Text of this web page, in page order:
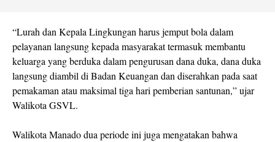
“Lurah dan Kepala Lingkungan harus jemput bola dalam
pelayanan langsung kepada masyarakat termasuk membantu
keluarga yang berduka dalam pengurusan dana duka, dana duka
langsung diambil di Badan Keuangan dan diserahkan pada saat
pemakaman atau maksimal tiga hari pemberian santunan,” ujar
Walikota GSVL.
Walikota Manado dua periode ini juga mengatakan bahwa